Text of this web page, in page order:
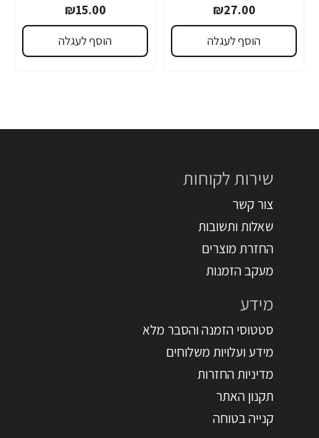
₪27.00
הוסף לעגלה
₪15.00
הוסף לעגלה
שירות לקוחות
צור קשר
שאלות ותשובות
החזרת מוצרים
מעקב הזמנות
מידע
סטטוסי הזמנה והסבר מלא
מידע ועלויות משלוחים
מדיניות החזרות
תקנון האתר
קנייה בטוחה